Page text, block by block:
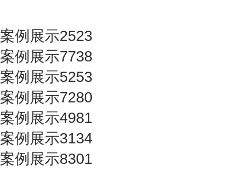
案例展示2523
案例展示7738
案例展示5253
案例展示7280
案例展示4981
案例展示3134
案例展示8301